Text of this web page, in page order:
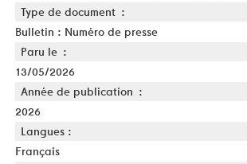
Type de document :
Bulletin : Numéro de presse
Paru le :
13/05/2026
Année de publication :
2026
Langues :
Français